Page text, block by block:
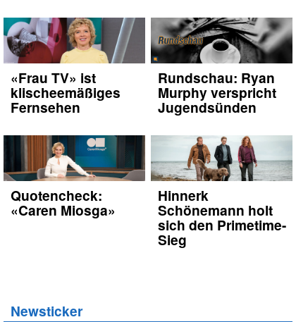
«Frau TV» ist
klischeemäßiges
Fernsehen
Rundschau: Ryan
Murphy verspricht
Jugendsünden
Quotencheck:
«Caren Miosga»
Hinnerk
Schönemann holt
sich den Primetime-
Sieg
Newsticker